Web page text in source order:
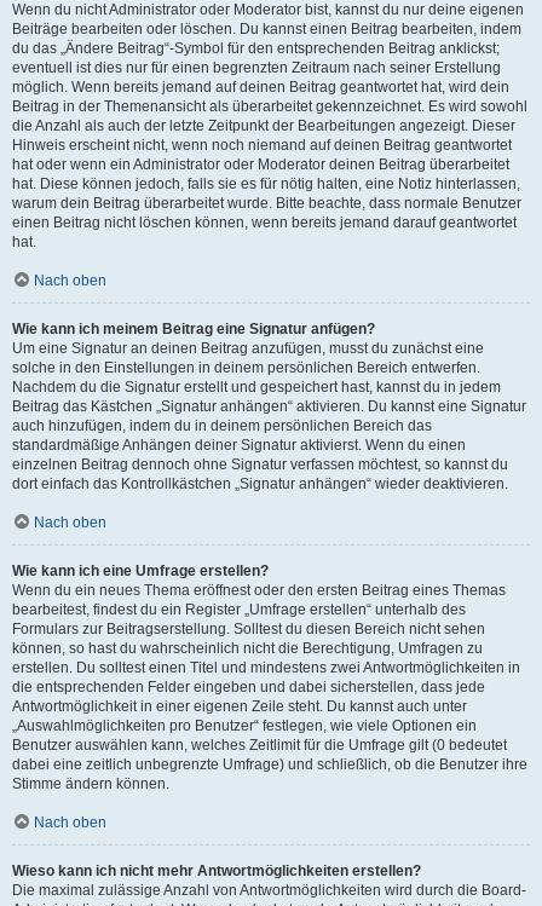
Wenn du nicht Administrator oder Moderator bist, kannst du nur deine eigenen
Beiträge bearbeiten oder löschen. Du kannst einen Beitrag bearbeiten, indem
du das „Ändere Beitrag“-Symbol für den entsprechenden Beitrag anklickst;
eventuell ist dies nur für einen begrenzten Zeitraum nach seiner Erstellung
möglich. Wenn bereits jemand auf deinen Beitrag geantwortet hat, wird dein
Beitrag in der Themenansicht als überarbeitet gekennzeichnet. Es wird sowohl
die Anzahl als auch der letzte Zeitpunkt der Bearbeitungen angezeigt. Dieser
Hinweis erscheint nicht, wenn noch niemand auf deinen Beitrag geantwortet
hat oder wenn ein Administrator oder Moderator deinen Beitrag überarbeitet
hat. Diese können jedoch, falls sie es für nötig halten, eine Notiz hinterlassen,
warum dein Beitrag überarbeitet wurde. Bitte beachte, dass normale Benutzer
einen Beitrag nicht löschen können, wenn bereits jemand darauf geantwortet
hat.
Nach oben
Wie kann ich meinem Beitrag eine Signatur anfügen?
Um eine Signatur an deinen Beitrag anzufügen, musst du zunächst eine
solche in den Einstellungen in deinem persönlichen Bereich entwerfen.
Nachdem du die Signatur erstellt und gespeichert hast, kannst du in jedem
Beitrag das Kästchen „Signatur anhängen“ aktivieren. Du kannst eine Signatur
auch hinzufügen, indem du in deinem persönlichen Bereich das
standardmäßige Anhängen deiner Signatur aktivierst. Wenn du einen
einzelnen Beitrag dennoch ohne Signatur verfassen möchtest, so kannst du
dort einfach das Kontrollkästchen „Signatur anhängen“ wieder deaktivieren.
Nach oben
Wie kann ich eine Umfrage erstellen?
Wenn du ein neues Thema eröffnest oder den ersten Beitrag eines Themas
bearbeitest, findest du ein Register „Umfrage erstellen“ unterhalb des
Formulars zur Beitragserstellung. Solltest du diesen Bereich nicht sehen
können, so hast du wahrscheinlich nicht die Berechtigung, Umfragen zu
erstellen. Du solltest einen Titel und mindestens zwei Antwortmöglichkeiten in
die entsprechenden Felder eingeben und dabei sicherstellen, dass jede
Antwortmöglichkeit in einer eigenen Zeile steht. Du kannst auch unter
„Auswahlmöglichkeiten pro Benutzer“ festlegen, wie viele Optionen ein
Benutzer auswählen kann, welches Zeitlimit für die Umfrage gilt (0 bedeutet
dabei eine zeitlich unbegrenzte Umfrage) und schließlich, ob die Benutzer ihre
Stimme ändern können.
Nach oben
Wieso kann ich nicht mehr Antwortmöglichkeiten erstellen?
Die maximal zulässige Anzahl von Antwortmöglichkeiten wird durch die Board-